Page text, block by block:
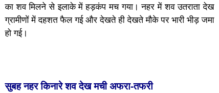
का शव मिलने से इलाके में हड़कंप मच गया। नहर में शव उतराता देख
ग्रामीणों में दहशत फैल गई और देखते ही देखते मौके पर भारी भीड़ जमा
हो गई।
सुबह नहर किनारे शव देख मची अफरा-तफरी